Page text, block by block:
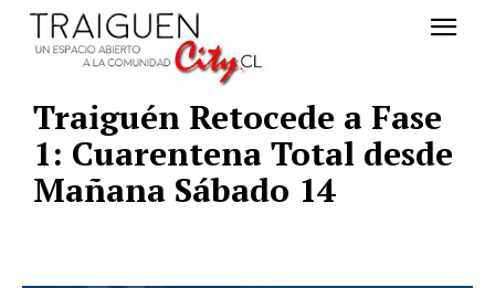
Traiguén Retocede a Fase
1: Cuarentena Total desde
Mañana Sábado 14